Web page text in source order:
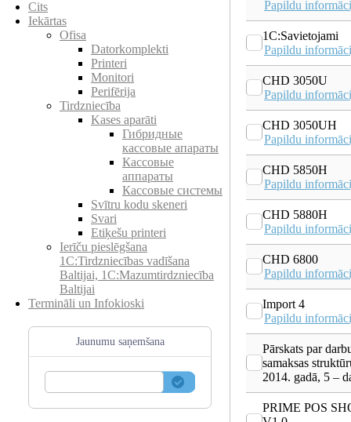
Cits
Iekārtas
Ofisa
Datorkomplekti
Printeri
Monitori
Perifērija
Tirdzniecība
Kases aparāti
Гибридные
кассовые апараты
Кассовые
аппараты
Кассовые системы
Svītru kodu skeneri
Svari
Etiķešu printeri
Ierīču pieslēgšana
1C:Tirdzniecības vadīšana
Baltijai, 1C:Mazumtirdzniecība
Baltijai
Termināli un Infokioski
Jaunumu saņemšana
Papildu
1C:Savietojami
Papildu
CHD 3050U
Papildu
CHD 3050UH
Papildu
CHD 5850H
Papildu
CHD 5880H
Papildu
CHD 6800
Papildu
Import 4
Papildu
Pārskats par
samaksas
2014. gadā, 5 –
PRIME POS